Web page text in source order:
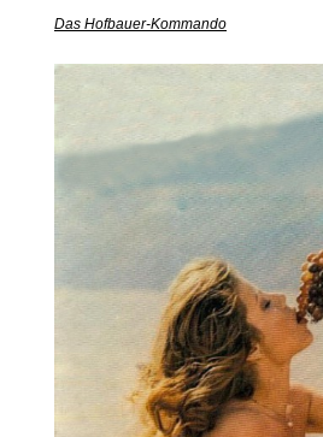
Das Hofbauer-Kommando